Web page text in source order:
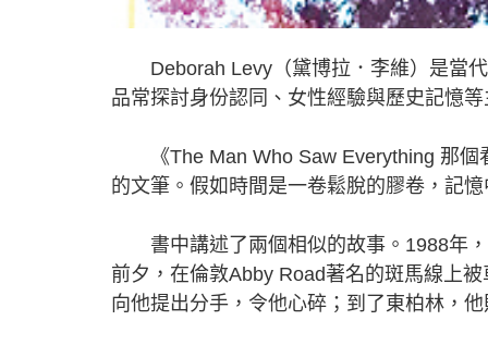
Deborah Levy（黛博拉．李維）是當代
品常探討身份認同、女性經驗與歷史記憶
《The Man Who Saw Everything 那個
的文筆。假如時間是一卷鬆脫的膠卷，記
書中講述了兩個相似的故事。1988年，
前夕，在倫敦Abby Road著名的斑馬線上
向他提出分手，令他心碎；到了東柏林，